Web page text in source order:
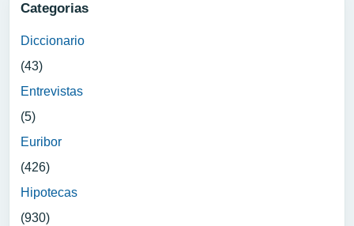
Categorias
Diccionario
(43)
Entrevistas
(5)
Euribor
(426)
Hipotecas
(930)